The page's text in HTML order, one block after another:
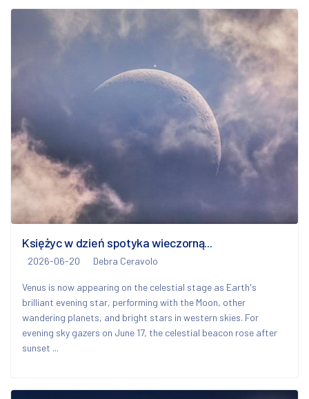
Księżyc w dzień spotyka wieczorną...
2026-06-20 Debra Ceravolo
Venus is now appearing on the celestial stage as Earth's
brilliant evening star, performing with the Moon, other
wandering planets, and bright stars in western skies. For
evening sky gazers on June 17, the celestial beacon rose after
sunset ...